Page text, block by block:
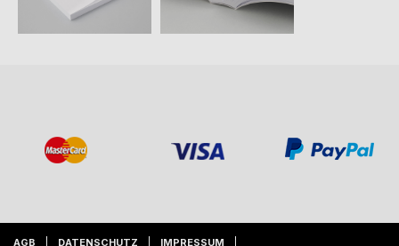
AGB DATENSCHUTZ IMPRESSUM